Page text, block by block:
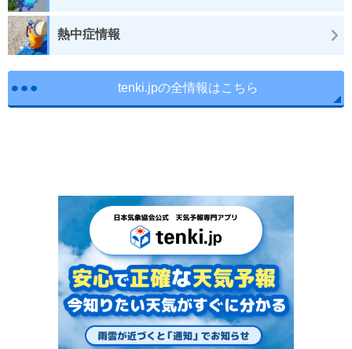
熱中症情報
tenki.jpの全情報はこちら